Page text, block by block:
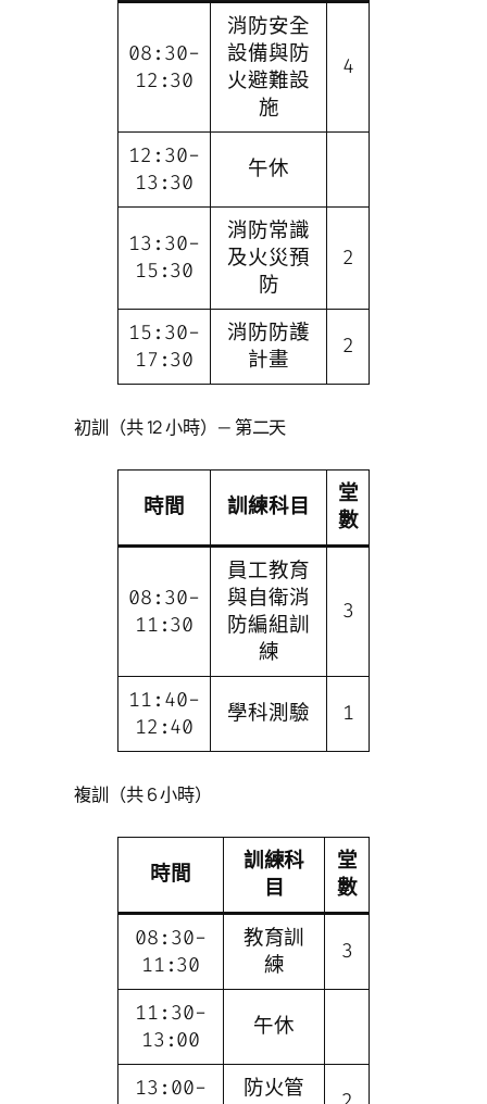
08:30-
12:30
消防安全
設備與防
火避難設
施
4
12:30-
13:30
午休
13:30-
15:30
消防常識
及火災預
防
2
15:30-
17:30
消防防護
計畫
2
初訓（共 12 小時）— 第二天
時間 訓練科目
堂
數
08:30-
11:30
員工教育
與自衛消
防編組訓
練
3
11:40-
12:40
學科測驗 1
複訓（共 6 小時）
時間
訓練科
目
堂
數
08:30-
11:30
教育訓
練
3
11:30-
13:00
午休
13:00-
防火管